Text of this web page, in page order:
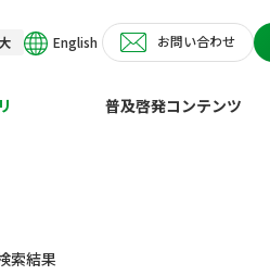
大 English お問い合わせ
普及啓発コンテンツ
索結果